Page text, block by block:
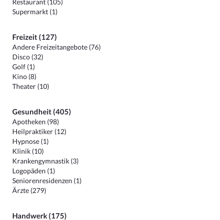
Restaurant (105)
Supermarkt (1)
Freizeit (127)
Andere Freizeitangebote (76)
Disco (32)
Golf (1)
Kino (8)
Theater (10)
Gesundheit (405)
Apotheken (98)
Heilpraktiker (12)
Hypnose (1)
Klinik (10)
Krankengymnastik (3)
Logopäden (1)
Seniorenresidenzen (1)
Ärzte (279)
Handwerk (175)